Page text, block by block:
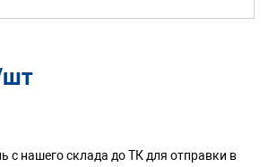
шт
с нашего склада до ТК для отправки в